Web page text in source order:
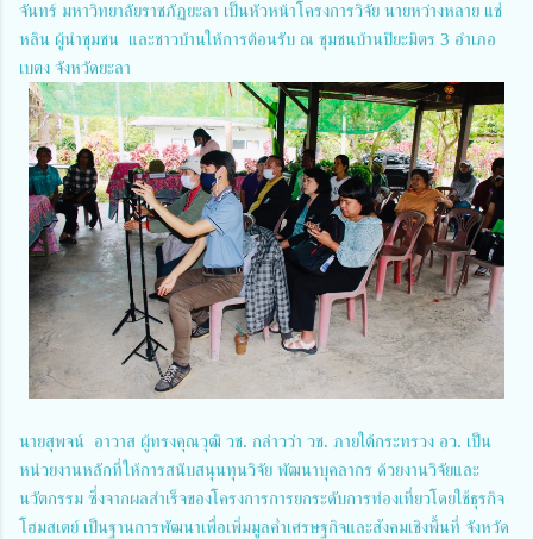
จันทร์ มหาวิทยาลัยราชภัฏยะลา เป็นหัวหน้าโครงการวิจัย นายหว่างหลาย แช่
หลิน ผู้นำชุมชน และชาวบ้านให้การต้อนรับ ณ ชุมชนบ้านปิยะมิตร 3 อำเภอ
เบตง จังหวัดยะลา
นายสุพจน์ อาวาส ผู้ทรงคุณวุฒิ วช. กล่าวว่า วช. ภายใต้กระทรวง อว. เป็น
หน่วยงานหลักที่ให้การสนับสนุนทุนวิจัย พัฒนาบุคลากร ด้วยงานวิจัยและ
นวัตกรรม ซึ่งจากผลสำเร็จของโครงการการยกระดับการท่องเที่ยวโดยใช้ธุรกิจ
โฮมสเตย์ เป็นฐานการพัฒนาเพื่อเพิ่มมูลค่ำเศรษฐกิจและสังคมเชิงพื้นที่ จังหวัด